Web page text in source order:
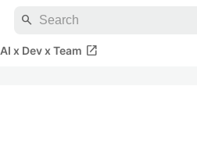
search
AI x Dev x Team open_in_new